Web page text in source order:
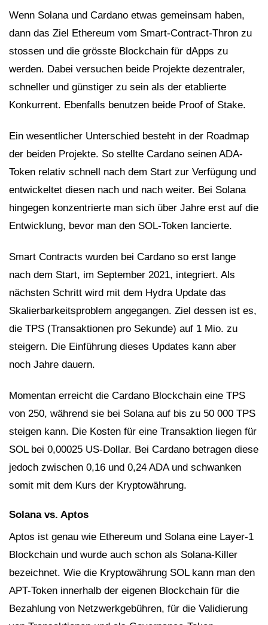
Wenn Solana und Cardano etwas gemeinsam haben,
dann das Ziel Ethereum vom Smart-Contract-Thron zu
stossen und die grösste Blockchain für dApps zu
werden. Dabei versuchen beide Projekte dezentraler,
schneller und günstiger zu sein als der etablierte
Konkurrent. Ebenfalls benutzen beide Proof of Stake.
Ein wesentlicher Unterschied besteht in der Roadmap
der beiden Projekte. So stellte Cardano seinen ADA-
Token relativ schnell nach dem Start zur Verfügung und
entwickeltet diesen nach und nach weiter. Bei Solana
hingegen konzentrierte man sich über Jahre erst auf die
Entwicklung, bevor man den SOL-Token lancierte.
Smart Contracts wurden bei Cardano so erst lange
nach dem Start, im September 2021, integriert. Als
nächsten Schritt wird mit dem Hydra Update das
Skalierbarkeitsproblem angegangen. Ziel dessen ist es,
die TPS (Transaktionen pro Sekunde) auf 1 Mio. zu
steigern. Die Einführung dieses Updates kann aber
noch Jahre dauern.
Momentan erreicht die Cardano Blockchain eine TPS
von 250, während sie bei Solana auf bis zu 50 000 TPS
steigen kann. Die Kosten für eine Transaktion liegen für
SOL bei 0,00025 US-Dollar. Bei Cardano betragen diese
jedoch zwischen 0,16 und 0,24 ADA und schwanken
somit mit dem Kurs der Kryptowährung.
Solana vs. Aptos
Aptos ist genau wie Ethereum und Solana eine Layer-1
Blockchain und wurde auch schon als Solana-Killer
bezeichnet. Wie die Kryptowährung SOL kann man den
APT-Token innerhalb der eigenen Blockchain für die
Bezahlung von Netzwerkgebühren, für die Validierung